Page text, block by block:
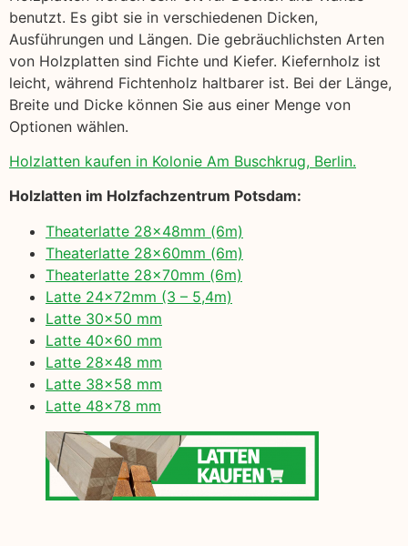
benutzt. Es gibt sie in verschiedenen Dicken,
Ausführungen und Längen. Die gebräuchlichsten Arten
von Holzplatten sind Fichte und Kiefer. Kiefernholz ist
leicht, während Fichtenholz haltbarer ist. Bei der Länge,
Breite und Dicke können Sie aus einer Menge von
Optionen wählen.
Holzlatten kaufen in Kolonie Am Buschkrug, Berlin.
Holzlatten im Holzfachzentrum Potsdam:
Theaterlatte 28x48mm (6m)
Theaterlatte 28x60mm (6m)
Theaterlatte 28x70mm (6m)
Latte 24x72mm (3 – 5,4m)
Latte 30×50 mm
Latte 40×60 mm
Latte 28×48 mm
Latte 38×58 mm
Latte 48×78 mm